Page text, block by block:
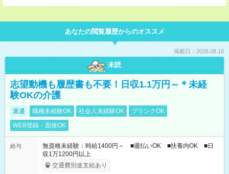
あなたの閲覧履歴からのオススメ
掲載日：2026.08.10
未読
志望動機も履歴書も不要！日収1.1万円～＊未経
験OKの介護
派遣 職種未経験OK 社会人未経験OK
ブランクOK
WEB登録・面接OK
給与
無資格未経験：時給1400円～ ■週払いOK ■扶養内OK ■日
収1万1200円以上
交通費別途支給あり